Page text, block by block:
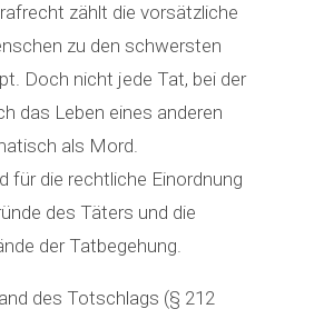
zählt die vorsätzliche
zu den schwersten
Doch nicht jede Tat, bei der
das Leben eines anderen
als Mord.
für die rechtliche Einordnung
des Täters und die
der Tatbegehung.
des Totschlags (§ 212